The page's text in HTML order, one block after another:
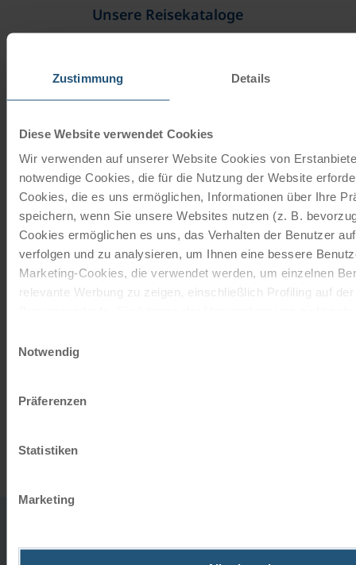
Zustimmung Details
Diese Website verwendet Cookies
Wir verwenden auf unserer Website Cookies von
notwendige Cookies, die für die Nutzung der Website
Cookies, die es uns ermöglichen, Informationen über Ihre
speichern, wenn Sie unsere Websites nutzen (z. B.
Cookies ermöglichen es uns, das Verhalten der Benutzer
verfolgen und zu analysieren, um Ihnen eine bessere
Marketing-Cookies, die verwendet werden, um einzelnen
relevante Werbung zu zeigen, einschließlich Profiling auf
entscheiden, nur notwendige Cookies zu verwenden, indem
Impressum
Notwendig
Präferenzen
Statistiken
Marketing
Unsere Reisekataloge
Schenken Sie unvergessliche
Momente!
Mit einem Reisegutschein haben Sie
immer das passende Geschenk.
JETZT BESTELLEN
732